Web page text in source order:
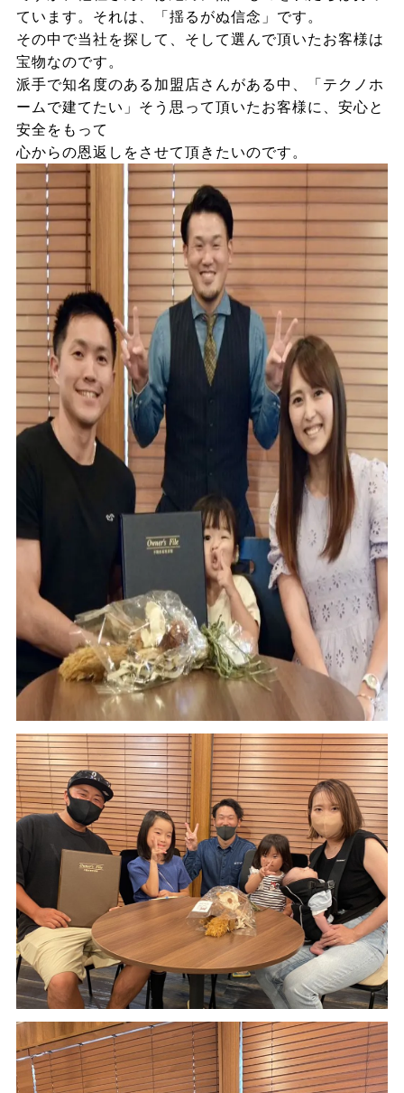
ています。それは、「揺るがぬ信念」です。
その中で当社を探して、そして選んで頂いたお客様は
宝物なのです。
派手で知名度のある加盟店さんがある中、「テクノホ
ームで建てたい」そう思って頂いたお客様に、安心と
安全をもって
心からの恩返しをさせて頂きたいのです。